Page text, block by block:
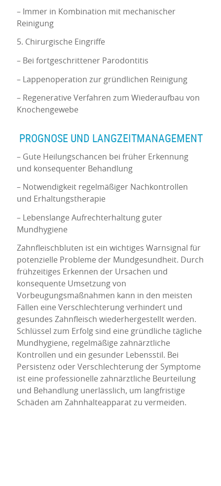
– Immer in Kombination mit mechanischer
Reinigung
5. Chirurgische Eingriffe
– Bei fortgeschrittener Parodontitis
– Lappenoperation zur gründlichen Reinigung
– Regenerative Verfahren zum Wiederaufbau von
Knochengewebe
PROGNOSE UND LANGZEITMANAGEMENT
– Gute Heilungschancen bei früher Erkennung
und konsequenter Behandlung
– Notwendigkeit regelmäßiger Nachkontrollen
und Erhaltungstherapie
– Lebenslange Aufrechterhaltung guter
Mundhygiene
Zahnfleischbluten ist ein wichtiges Warnsignal für
potenzielle Probleme der Mundgesundheit. Durch
frühzeitiges Erkennen der Ursachen und
konsequente Umsetzung von
Vorbeugungsmaßnahmen kann in den meisten
Fällen eine Verschlechterung verhindert und
gesundes Zahnfleisch wiederhergestellt werden.
Schlüssel zum Erfolg sind eine gründliche tägliche
Mundhygiene, regelmäßige zahnärztliche
Kontrollen und ein gesunder Lebensstil. Bei
Persistenz oder Verschlechterung der Symptome
ist eine professionelle zahnärztliche Beurteilung
und Behandlung unerlässlich, um langfristige
Schäden am Zahnhalteapparat zu vermeiden.